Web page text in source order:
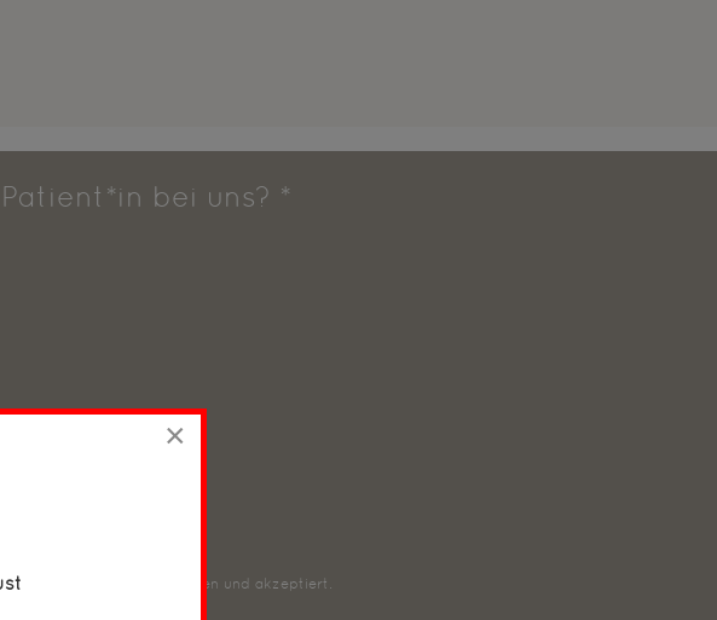
bei uns? *
ich zur Kenntnis genommen und akzeptiert.
×